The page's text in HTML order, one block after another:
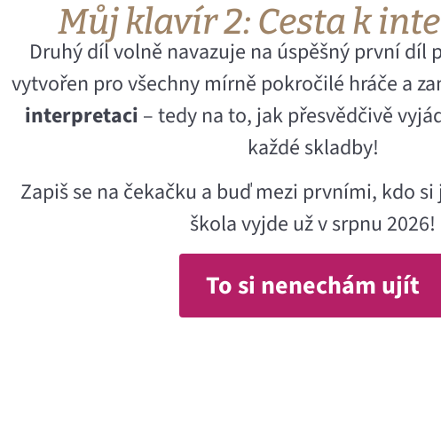
Můj klavír 2: Cesta k
Druhý díl volně navazuje na úspěšný první díl
vytvořen pro všechny mírně pokročilé hráče a
interpretaci – tedy na to, jak přesvědčivě
každé skladby!
Zapiš se na čekačku a buď mezi prvními, kdo
škola vyjde už v srpnu 2026!
To si nenechám ujít